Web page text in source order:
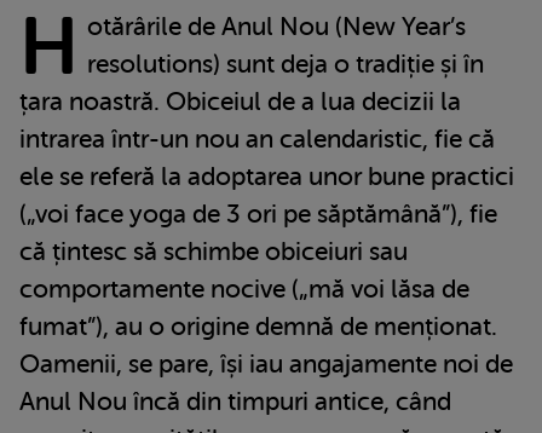
H otărârile de Anul Nou (New Year’s
resolutions) sunt deja o tradiție și în
țara noastră. Obiceiul de a lua decizii la
intrarea într-un nou an calendaristic, fie că
ele se referă la adoptarea unor bune practici
(„voi face yoga de 3 ori pe săptămână”), fie
că țintesc să schimbe obiceiuri sau
comportamente nocive („mă voi lăsa de
fumat”), au o origine demnă de menționat.
Oamenii, se pare, își iau angajamente noi de
Anul Nou încă din timpuri antice, când